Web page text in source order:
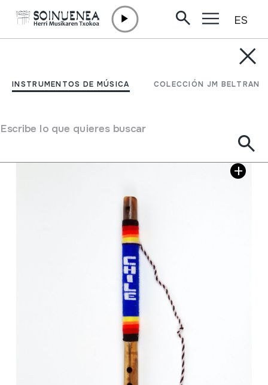
INSTRUMENTOS DE MÚSICA COLECCIÓN JM BELTRAN
Escribe lo que quieres buscar
ES
PINCUYO
Galería de imágenes